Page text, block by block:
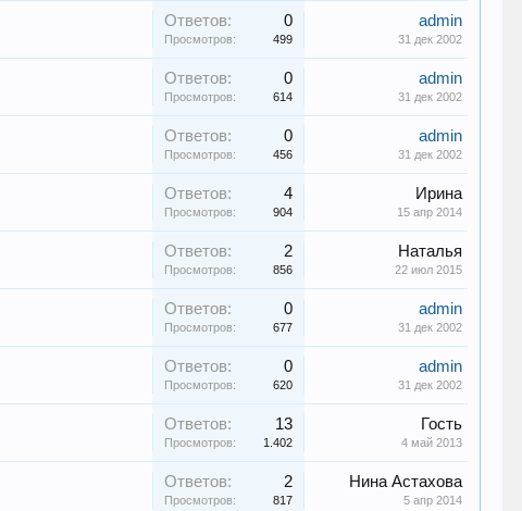
Ответов: 0
Просмотров: 499
admin
31 дек 2002
Ответов: 0
Просмотров: 614
admin
31 дек 2002
Ответов: 0
Просмотров: 456
admin
31 дек 2002
Ответов: 4
Просмотров: 904
Ирина
15 апр 2014
Ответов: 2
Просмотров: 856
Наталья
22 июл 2015
Ответов: 0
Просмотров: 677
admin
31 дек 2002
Ответов: 0
Просмотров: 620
admin
31 дек 2002
Ответов: 13
Просмотров: 1.402
Гость
4 май 2013
Ответов: 2
Просмотров: 817
Нина Астахова
5 апр 2014